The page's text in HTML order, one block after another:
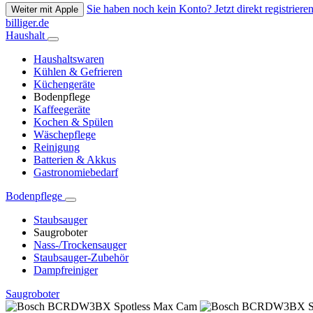
Weiter mit Apple
Sie haben noch kein Konto? Jetzt direkt
billiger.de
Haushalt
Haushaltswaren
Kühlen & Gefrieren
Küchengeräte
Bodenpflege
Kaffeegeräte
Kochen & Spülen
Wäschepflege
Reinigung
Batterien & Akkus
Gastronomiebedarf
Bodenpflege
Staubsauger
Saugroboter
Nass-/Trockensauger
Staubsauger-Zubehör
Dampfreiniger
Saugroboter